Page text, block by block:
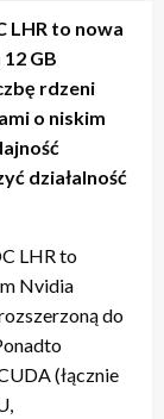
LHR to nowa
GB
rdzeni
o niskim
działalność
LHR to
Nvidia
do
(łącznie